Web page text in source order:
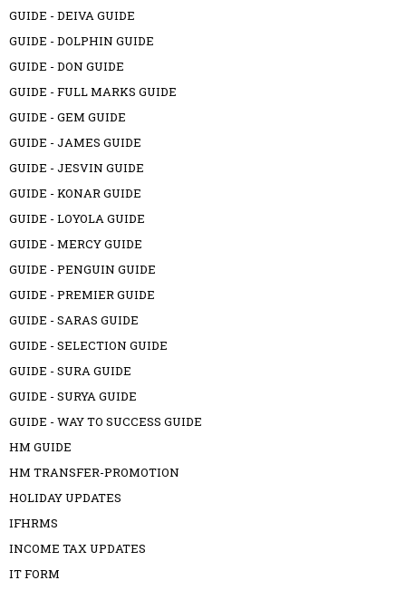
GUIDE - DEIVA GUIDE
GUIDE - DOLPHIN GUIDE
GUIDE - DON GUIDE
GUIDE - FULL MARKS GUIDE
GUIDE - GEM GUIDE
GUIDE - JAMES GUIDE
GUIDE - JESVIN GUIDE
GUIDE - KONAR GUIDE
GUIDE - LOYOLA GUIDE
GUIDE - MERCY GUIDE
GUIDE - PENGUIN GUIDE
GUIDE - PREMIER GUIDE
GUIDE - SARAS GUIDE
GUIDE - SELECTION GUIDE
GUIDE - SURA GUIDE
GUIDE - SURYA GUIDE
GUIDE - WAY TO SUCCESS GUIDE
HM GUIDE
HM TRANSFER-PROMOTION
HOLIDAY UPDATES
IFHRMS
INCOME TAX UPDATES
IT FORM